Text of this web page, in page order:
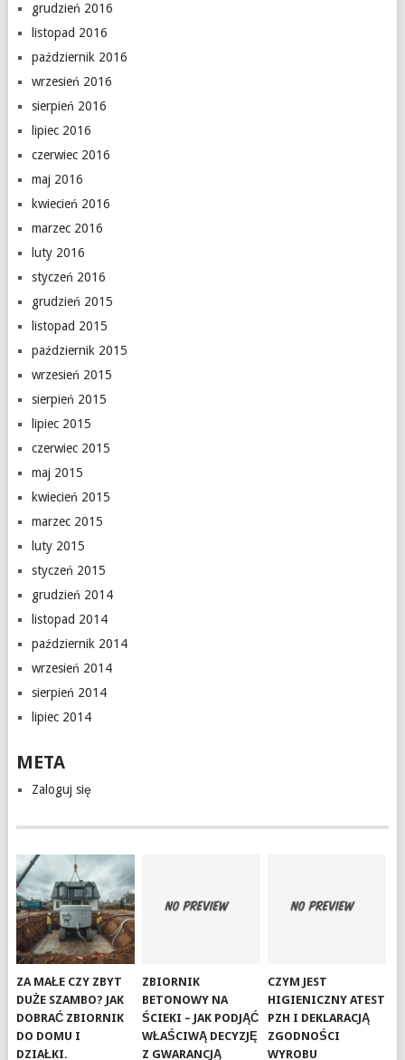
grudzień 2016
listopad 2016
październik 2016
wrzesień 2016
sierpień 2016
lipiec 2016
czerwiec 2016
maj 2016
kwiecień 2016
marzec 2016
luty 2016
styczeń 2016
grudzień 2015
listopad 2015
październik 2015
wrzesień 2015
sierpień 2015
lipiec 2015
czerwiec 2015
maj 2015
kwiecień 2015
marzec 2015
luty 2015
styczeń 2015
grudzień 2014
listopad 2014
październik 2014
wrzesień 2014
sierpień 2014
lipiec 2014
META
Zaloguj się
ZA MAŁE CZY ZBYT
DUŻE SZAMBO? JAK
DOBRAĆ ZBIORNIK
DO DOMU I
DZIAŁKI.
ZBIORNIK
BETONOWY NA
ŚCIEKI – JAK PODJĄĆ
WŁAŚCIWĄ DECYZJĘ
Z GWARANCJĄ
CZYM JEST
HIGIENICZNY ATEST
PZH I DEKLARACJĄ
ZGODNOŚCI
WYROBU